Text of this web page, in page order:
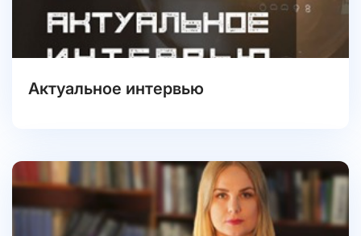
Актуальное интервью